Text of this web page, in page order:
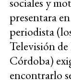
presentara
periodista
Televisión
Córdoba)
encontrarlo